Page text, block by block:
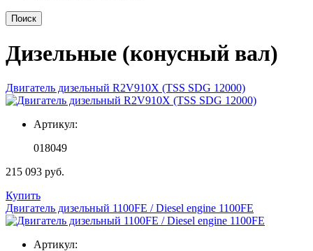
Дизельные (конусный вал)
Двигатель дизельный R2V910X (TSS SDG 12000)
Артикул:
018049
215 093 руб.
Купить
Двигатель дизельный 1100FE / Diesel engine 1100FE
Артикул: